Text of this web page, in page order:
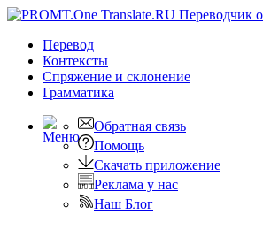
Перевод
Контексты
Спряжение и склонение
Грамматика
Обратная связь
Помощь
Скачать приложение
Реклама у нас
Наш Блог